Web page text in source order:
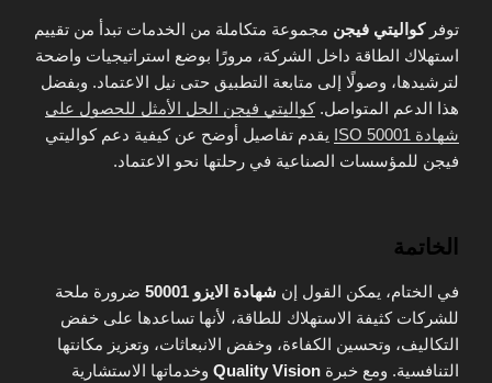
توفركواليتي فيجن مجموعة متكاملة من الخدمات تبدأ من تقييم
استهلاك الطاقة داخل الشركة، مرورًا بوضع استراتيجيات واضحة
لترشيدها، وصولًا إلى متابعة التطبيق حتى نيل الاعتماد. وبفضل
هذا الدعم المتواصل.كواليتي فيجن الحل الأمثل للحصول على
شهادة ISO 50001
يقدم تفاصيل أوضح عن كيفية دعم كواليتي
فيجن للمؤسسات الصناعية في رحلتها نحو الاعتماد.
الخاتمة
في الختام، يمكن القول إن شهادة الايزو 50001
ضرورة ملحة
للشركات كثيفة الاستهلاك للطاقة، لأنها تساعدها على خفض
التكاليف، وتحسين الكفاءة، وخفض الانبعاثات، وتعزيز مكانتها
التنافسية. ومع خبرة Quality Vision وخدماتها الاستشارية